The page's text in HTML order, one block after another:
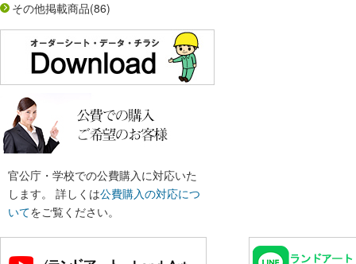
その他掲載商品(86)
官公庁・学校での公費購入に対応いた
します。 詳しくは公費購入の対応につ
いてをご覧ください。